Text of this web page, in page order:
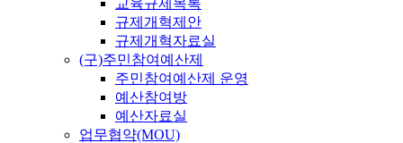
규제개혁제안
규제개혁자료실
(구)주민참여예산제
주민참여예산제 운영
예산참여방
예산자료실
업무협약(MOU)